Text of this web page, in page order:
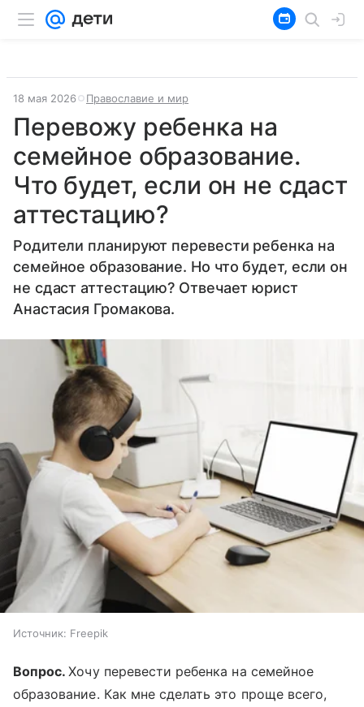
18 мая 2026 Православие и мир
Перевожу ребенка на
семейное образование.
Что будет, если он не сдаст
аттестацию?
Родители планируют перевести ребенка на
семейное образование. Но что будет, если он
не сдаст аттестацию? Отвечает юрист
Анастасия Громакова.
Источник: Freepik
Вопрос.Хочу перевести ребенка на семейное
образование. Как мне сделать это проще всего,